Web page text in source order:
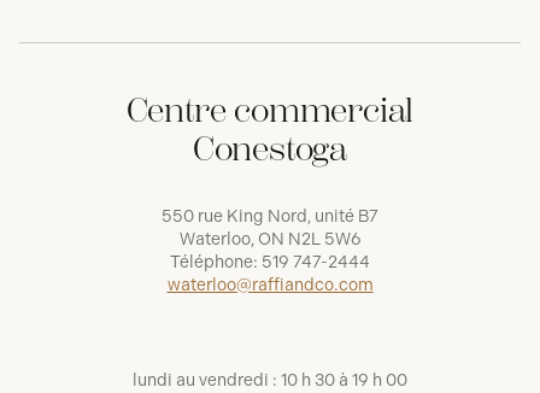
Centre commercial
Conestoga
550 rue King Nord, unité B7
Waterloo, ON N2L 5W6
Téléphone: 519 747-2444
waterloo@raffiandco.com
lundi au vendredi : 10 h 30 à 19 h 00